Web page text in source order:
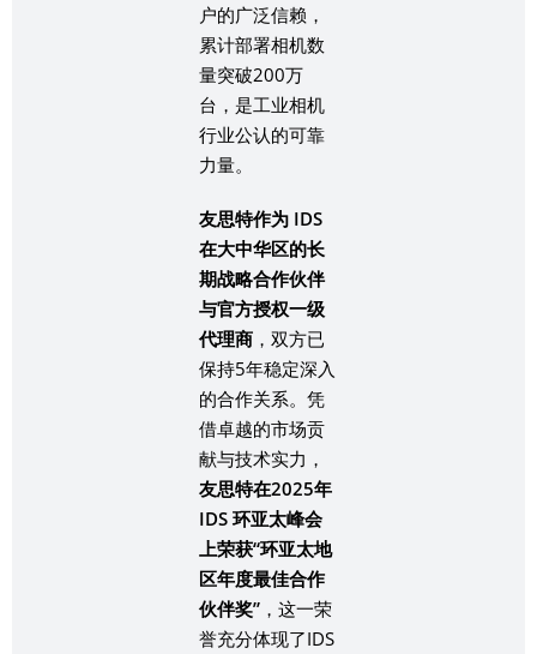
户的广泛信赖，
累计部署相机数
量突破200万
台，是工业相机
行业公认的可靠
力量。
友思特作为 IDS
在大中华区的长
期战略合作伙伴
与官方授权一级
代理商 ，双方已
保持5年稳定深入
的合作关系。凭
借卓越的市场贡
献与技术实力，
友思特在2025年
IDS 环亚太峰会
上荣获“环亚太地
区年度最佳合作
伙伴奖” ，这一荣
誉充分体现了IDS